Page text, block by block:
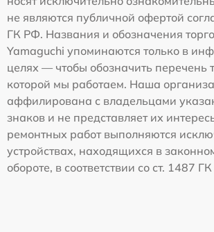
не являются публичной офертой
ГК РФ. Названия и обозначения
Yamaguchi упоминаются только в
целях — чтобы обозначить перечень
которой мы работаем. Наша
аффилирована с владельцами
знаков и не представляет их
ремонтных работ выполняются
устройствах, находящихся в
обороте, в соответствии со ст. 1487